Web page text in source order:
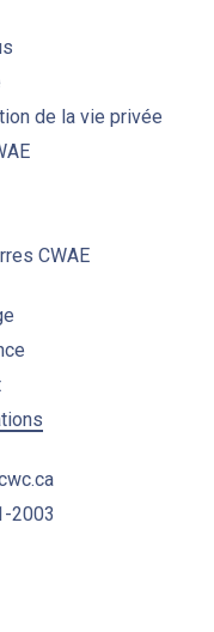
de la vie privée
CWAE
2003
Window